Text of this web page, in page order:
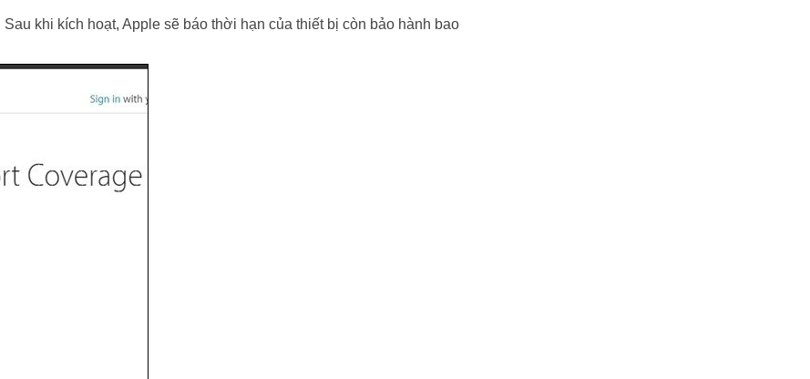
khi kích hoạt, Apple sẽ báo thời hạn của thiết bị còn bảo hành bao